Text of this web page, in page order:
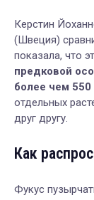
Керстин
(Швеция)
показала, что
предковой
более чем
отдельных
друг другу.
Как
Фукус